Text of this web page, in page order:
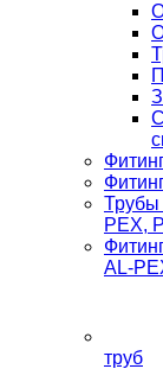
PEX,
AL-
труб